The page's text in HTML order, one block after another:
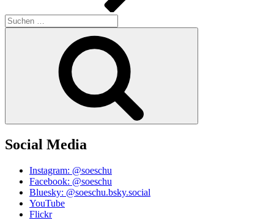
Suchen
nach:
Social Media
Instagram: @soeschu
Facebook: @soeschu
Bluesky: @soeschu.bsky.social
YouTube
Flickr